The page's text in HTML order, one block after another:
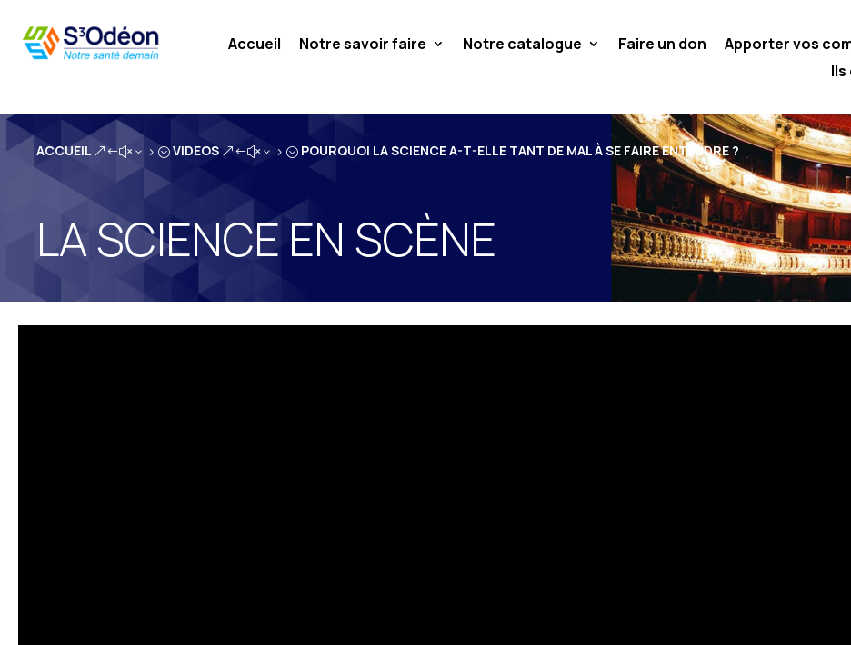
Accueil Notre savoir faire Notre catalogue Faire un don
Apporter vos
ACCUEIL &#x35; VIDEOS &#x35; POURQUOI LA SCIENCE A-T-ELLE TANT DE MAL À SE FAIRE ENTENDRE ?
LA SCIENCE EN SCÈNE